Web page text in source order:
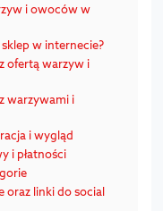
i owoców w
w internecie?
ofertą warzyw i
warzywami i
i wygląd
i płatności
oraz linki do social